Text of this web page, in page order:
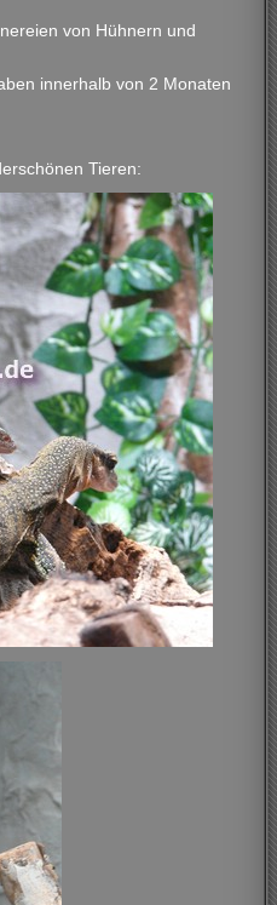
von Hühnern und
innerhalb von 2 Monaten
Tieren: